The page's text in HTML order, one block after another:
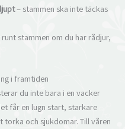
– stammen ska inte täckas
stammen om du har rådjur,
i framtiden
du inte bara i en vacker
får en lugn start, starkare
och sjukdomar. Till våren